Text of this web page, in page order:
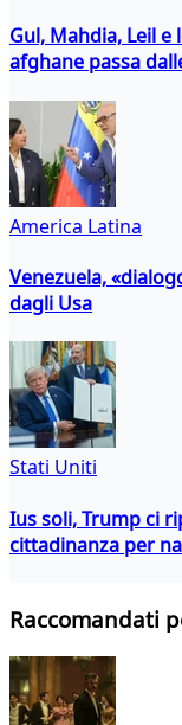
Gul, Mahdia, Leil
afghane passa
America Latina
Venezuela,
dagli Usa
Stati Uniti
Ius soli, Trump ci
cittadinanza per
Raccomandati